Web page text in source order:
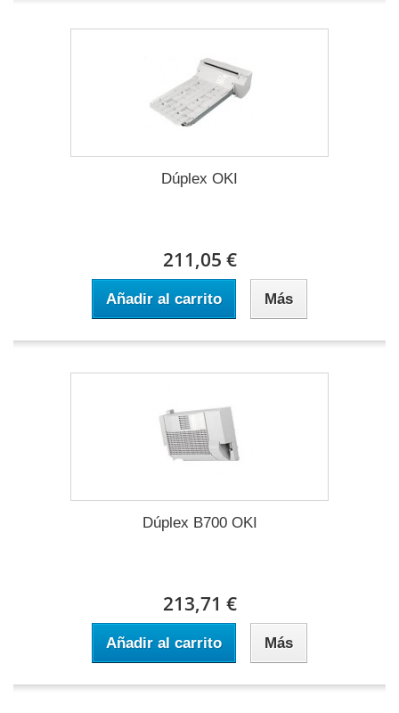
Dúplex OKI
211,05 €
Añadir al carrito Más
Dúplex B700 OKI
213,71 €
Añadir al carrito Más